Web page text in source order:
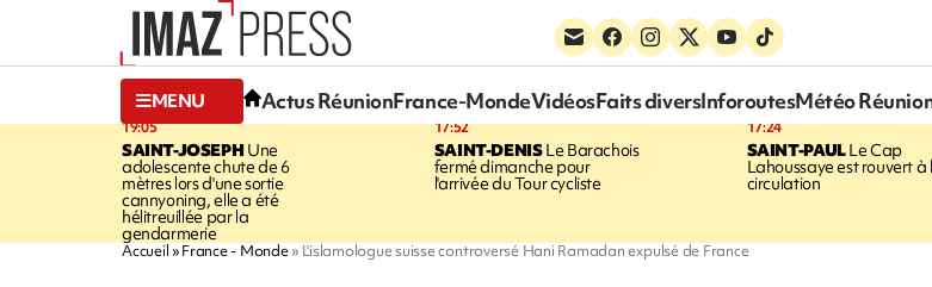
MENU Actus RéunionFrance-MondeVidéosFaits diversInforoutesMétéo
19:05
SAINT-JOSEPHUne
adolescente chute de 6
mètres lors d'une sortie
cannyoning, elle a été
hélitreuillée par la
gendarmerie
17:52
SAINT-DENISLe Barachois
fermé dimanche pour
l'arrivée du Tour cycliste
17:24
SAINT-PAULLe Cap
Lahoussaye est rouvert à
circulation
Accueil France - Monde L'islamologue suisse controversé Hani Ramadan expulsé de France